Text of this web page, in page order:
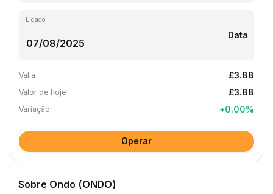
Ligado
Data
Valia £3.88
Valor de hoje £3.88
Variação +0.00%
Operar
Sobre Ondo (ONDO)